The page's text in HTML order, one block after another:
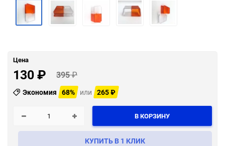
Цена
130₽ 395₽
Экономия 68% или 265₽
В КОРЗИНУ
КУПИТЬ В 1 КЛИК